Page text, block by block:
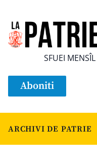
SFUEI
Aboniti
ARCHIVI DE PATRIE